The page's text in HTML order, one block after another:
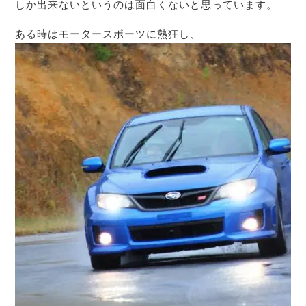
しか出来ないというのは面白くないと思っています。
ある時はモータースポーツに熱狂し、